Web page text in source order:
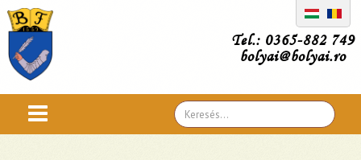
Tel.: 0365-882 749
bolyai@bolyai.ro
Search
...